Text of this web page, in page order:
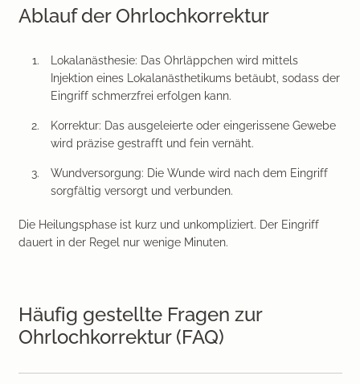
Ablauf der Ohrlochkorrektur
Lokalanästhesie: Das Ohrläppchen wird mittels
Injektion eines Lokalanästhetikums betäubt, sodass der
Eingriff schmerzfrei erfolgen kann.
Korrektur: Das ausgeleierte oder eingerissene Gewebe
wird präzise gestrafft und fein vernäht.
Wundversorgung: Die Wunde wird nach dem Eingriff
sorgfältig versorgt und verbunden.
Die Heilungsphase ist kurz und unkompliziert. Der Eingriff
dauert in der Regel nur wenige Minuten.
Häufig gestellte Fragen zur
Ohrlochkorrektur (FAQ)